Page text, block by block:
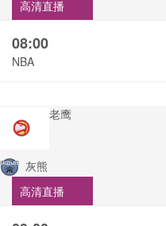
高清直播
08:00
NBA
老鹰
灰熊
高清直播